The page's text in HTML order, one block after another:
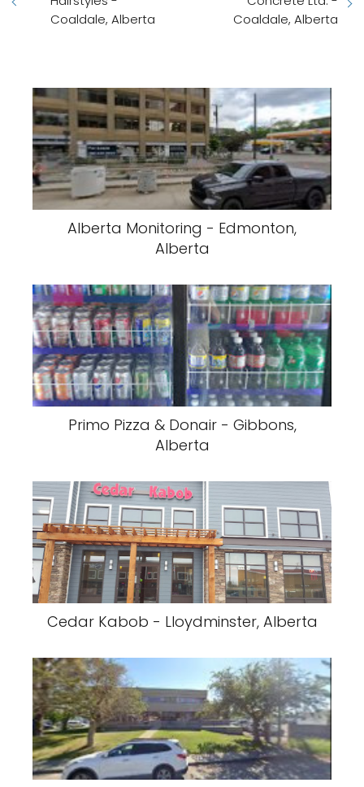
Coaldale, Alberta
Coaldale, Alberta
Alberta Monitoring - Edmonton,
Alberta
Primo Pizza & Donair - Gibbons,
Alberta
Cedar Kabob - Lloydminster, Alberta